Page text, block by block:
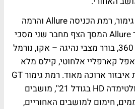
רמת הכניסה Allure והרמה
Allure המסך הצף מחבר שני מסכי
בגודל 10'', מצלמות 360, בורר מצבי נהיגה – אקו, נורמל
אפל קארפליי אלחוטי, קילס מלא
GT
HD
בגודל 21'', מושבים
חימום למושבים האחוריים,